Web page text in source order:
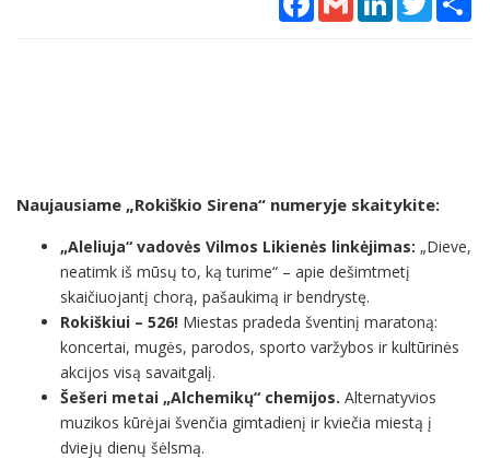
Naujausiame „Rokiškio Sirena“ numeryje skaitykite:
„Aleliuja“ vadovės Vilmos Likienės linkėjimas: „Dieve,
neatimk iš mūsų to, ką turime“ – apie dešimtmetį
skaičiuojantį chorą, pašaukimą ir bendrystę.
Rokiškiui – 526! Miestas pradeda šventinį maratoną:
koncertai, mugės, parodos, sporto varžybos ir kultūrinės
akcijos visą savaitgalį.
Šešeri metai „Alchemikų“ chemijos. Alternatyvios
muzikos kūrėjai švenčia gimtadienį ir kviečia miestą į
dviejų dienų šėlsmą.